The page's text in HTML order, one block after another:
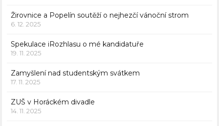
Žirovnice a Popelín soutěží o nejhezčí vánoční strom
6. 12. 2025
Spekulace iRozhlasu o mé kandidatuře
19. 11. 2025
Zamyšlení nad studentským svátkem
17. 11. 2025
ZUŠ v Horáckém divadle
14. 11. 2025